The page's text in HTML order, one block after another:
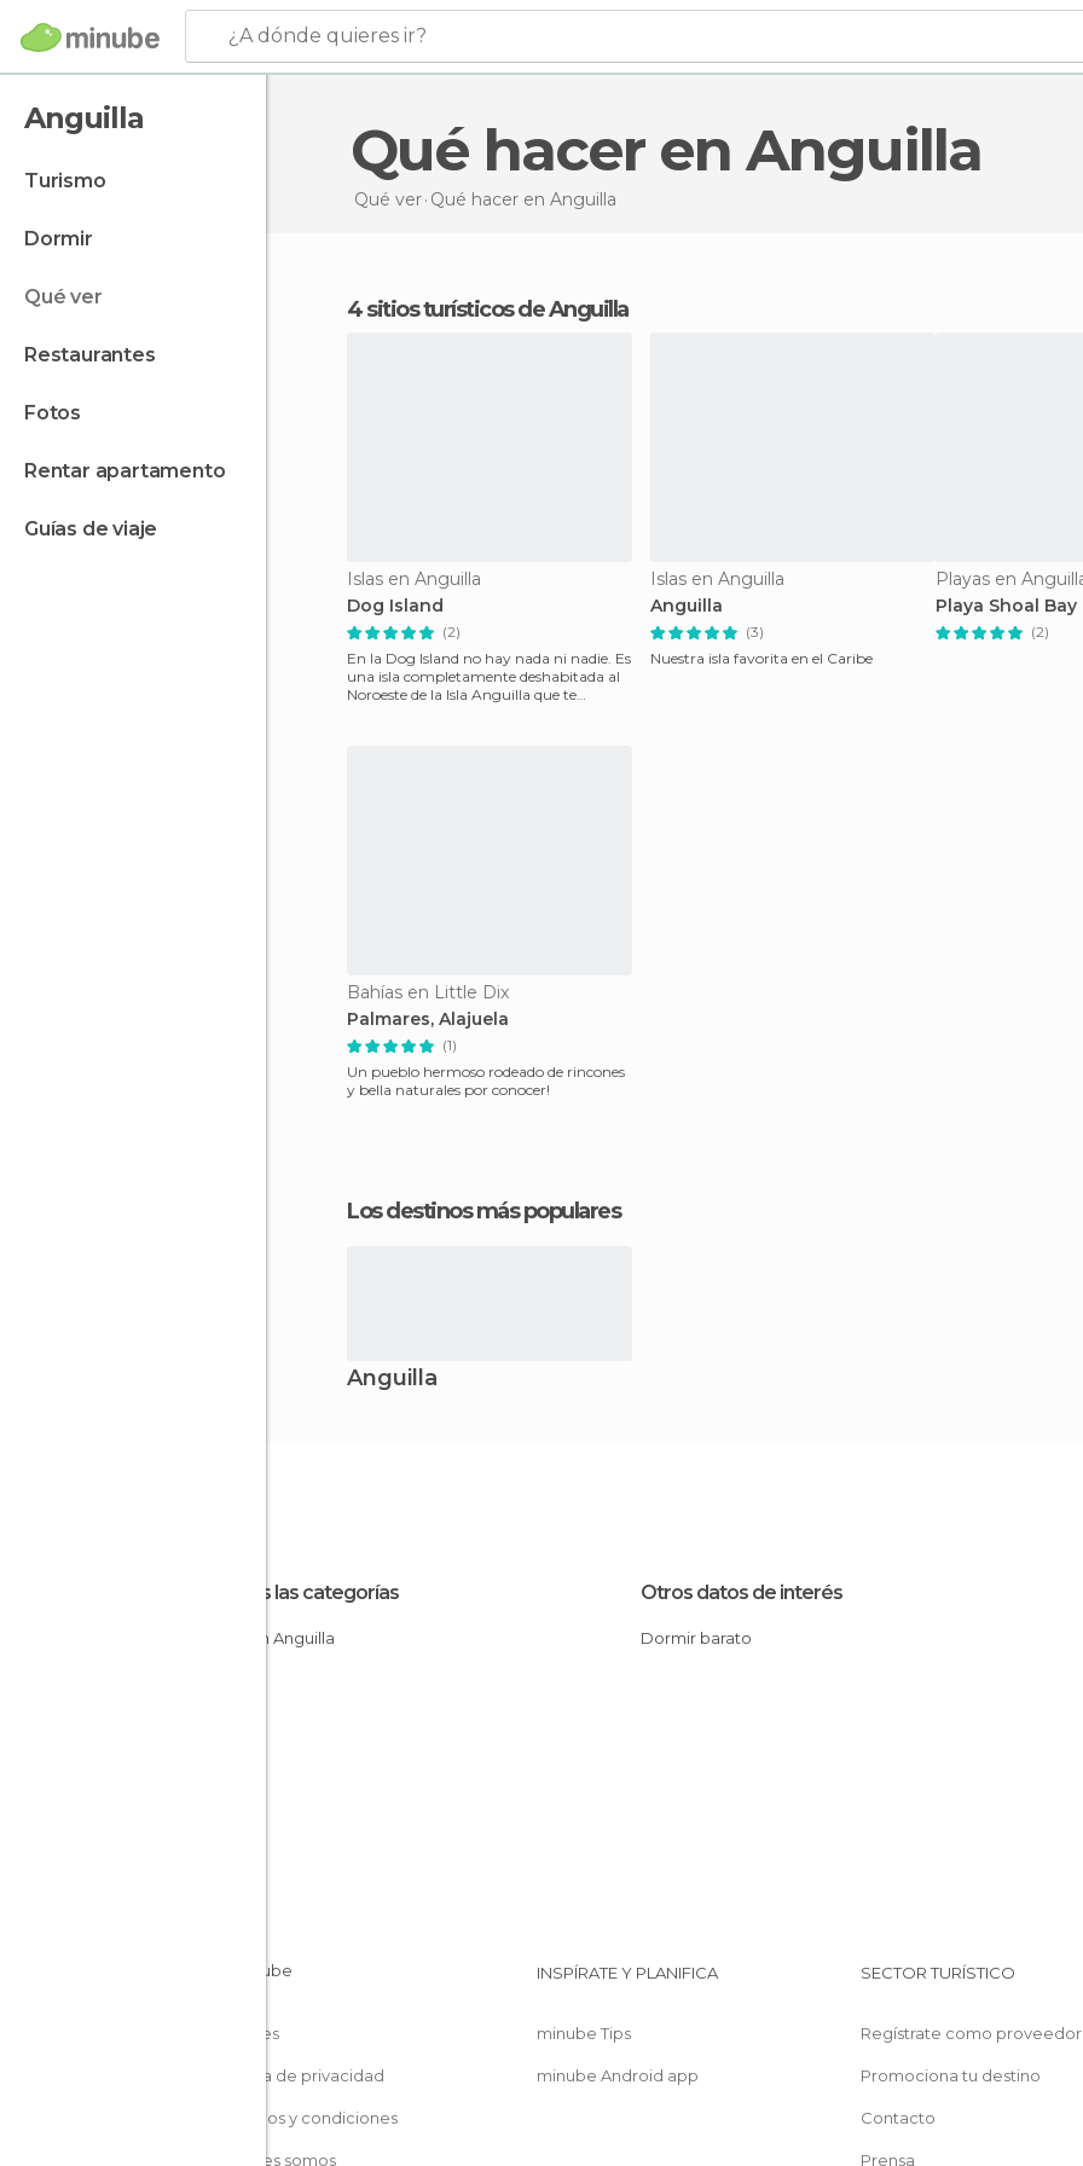
¿A dónde quieres ir?
Anguilla
turismo
dormir
qué ver
restaurantes
fotos
rentar apartamento
guías de viaje
Qué hacer en Anguilla
Qué ver Qué hacer en Anguilla
4 sitios turísticos de Anguilla
Islas en Anguilla
Dog Island
(2)
En la Dog Island no hay nada ni nadie. Es
una isla completamente deshabitada al
Noroeste de la Isla Anguilla que te
Islas en Anguilla
Anguilla
(3)
Nuestra isla favorita en el Caribe
Playas en
Playa Shoal Bay
(2)
Bahías en Little Dix
Palmares, Alajuela
(1)
Un pueblo hermoso rodeado de rincones
y bella naturales por conocer!
Los destinos más populares
Anguilla
Todas las categorías
Islas en Anguilla
Otros datos de interés
Dormir barato
Cookies
Política de privacidad
Términos y condiciones
Quiénes somos
INSPÍRATE Y PLANIFICA
minube Tips
minube Android app
SECTOR TURÍSTICO
Regístrate como proveedor
Promociona tu destino
Contacto
Prensa